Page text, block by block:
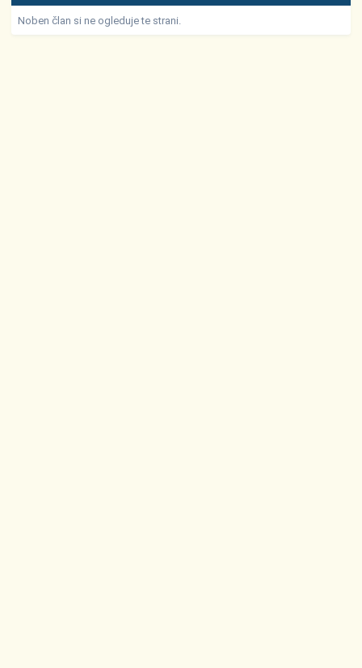
Noben član si ne ogleduje te strani.